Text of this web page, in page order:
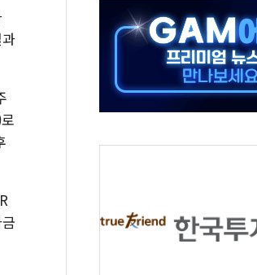
검토 지시…與 "적극 환영"·野 "졸속 국정"